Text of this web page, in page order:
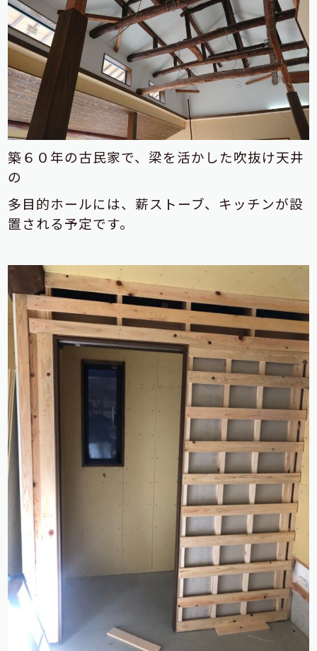
築６０年の古民家で、梁を活かした吹抜け天井
の
多目的ホールには、薪ストーブ、キッチンが設
置される予定です。